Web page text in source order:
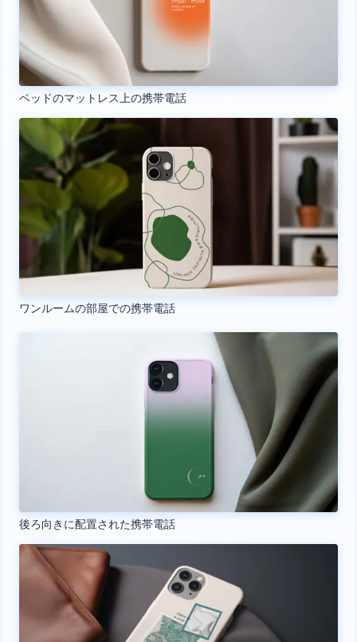
ベッドのマットレス上の携帯電話
ワンルームの部屋での携帯電話
後ろ向きに配置された携帯電話